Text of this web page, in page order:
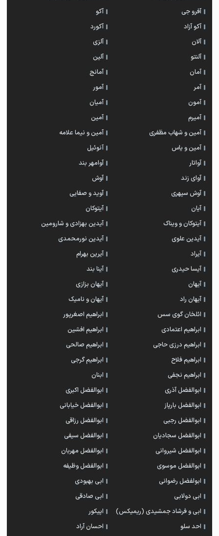
آفرو جی
آکو
آکو آزاد
آکورد
آلان
آلزی
آلنتو
آلین
آمان
آمانج
آمر
آمور
آمون
آمیان
آمیرم
آمین
آمین و شهاب مظفری
آمین و نیما علامه
آمین و یاس
آنوئیل
آواتار
آوامهر بند
آوای زند
آوش
آوش سپهری
آوید و صفایی
آیان
آیتوکان
آیتوکان و ویناک
آیدین بهزادی و شارومین
آیدین علوی
آیدین نورمحمدی
آیراد
آیرین بهرام
آیسا حیدری
آینا بند
آیهان
آیهان بزازی
آیهان راد
آیهان و نامیک
ائلخان گوی سس
ابراهیم اصغرپور
ابراهیم اعتمادی
ابراهیم افشین
ابراهیم درزی حاجی
ابراهیم صالحی
ابراهیم فلاح
ابراهیم گرجی
ابراهیم نجفی
ابنان
ابوالفضل آذری
ابوالفضل اکبری
ابوالفضل بارپاز
ابوالفضل خیابانی
ابوالفضل رجبی
ابوالفضل رزاقی
ابوالفضل سجادیان
ابوالفضل سیفی
ابوالفضل شیروانی
ابوالفضل مهربان
ابوالفضل موسوی
ابوالفضل وظیفه
ابولفضل رضوانی
ابی بهبودی
ابی دولابی
ابی صادقی
ابی و فرشاد جمشیدی (ریمیکس)
اپیکور
احد سلو
احسان آراد